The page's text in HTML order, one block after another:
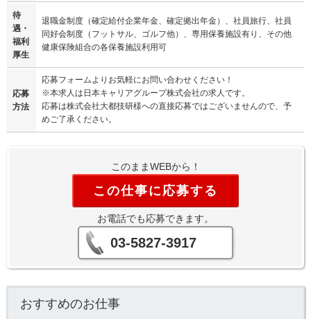
待
遇・
福利
厚生
退職金制度（確定給付企業年金、確定拠出年金）、社員旅行、社員
同好会制度（フットサル、ゴルフ他）、専用保養施設有り、その他
健康保険組合の各保養施設利用可
応募
方法
応募フォームよりお気軽にお問い合わせください！
※本求人は日本キャリアグループ株式会社の求人です。
応募は株式会社大都技研様への直接応募ではございませんので、予
めご了承ください。
このままWEBから！
この仕事に応募する
お電話でも応募できます。
03-5827-3917
おすすめのお仕事